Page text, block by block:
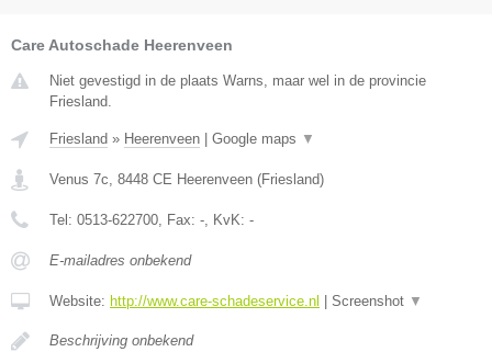
Care Autoschade Heerenveen
Niet gevestigd in de plaats Warns, maar wel in de provincie
Friesland.
Friesland » Heerenveen Google maps ▼
Venus 7c, 8448 CE Heerenveen (Friesland)
Tel: 0513-622700, Fax: -, KvK: -
E-mailadres onbekend
Website: http://www.care-schadeservice.nl Screenshot ▼
Beschrijving onbekend